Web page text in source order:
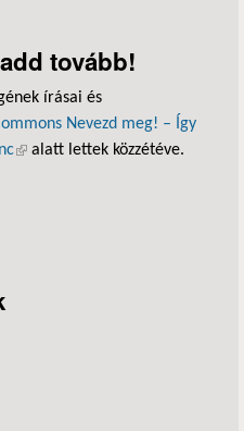
tovább!
írásai és
Nevezd meg! – Így
(külső hivatkozás)
alatt lettek közzétéve.